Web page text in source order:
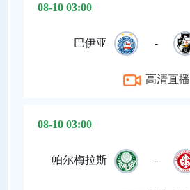
08-10 03:00
巴伊亚 -
高清直播
08-10 03:00
帕尔梅拉斯 -